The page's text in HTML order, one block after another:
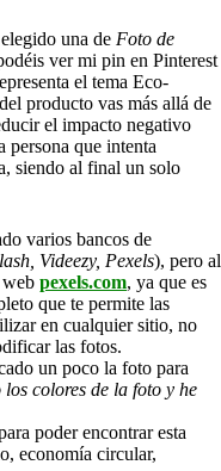
una de Foto de
ver mi pin en Pinterest
el tema Eco-
producto vas más allá de
el impacto negativo
persona que intenta
siendo al final un solo
varios bancos de
Videezy, Pexels), pero al
pexels.com, ya que es
que te permite las
en cualquier sitio, no
las fotos.
un poco la foto para
colores de la foto y he
poder encontrar esta
economía circular,